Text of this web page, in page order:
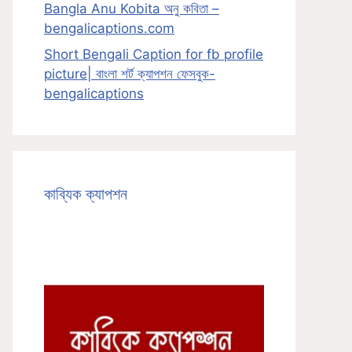
Bangla Anu Kobita অনু কবিতা –
bengalicaptions.com
Short Bengali Caption for fb profile
picture| বাংলা শর্ট ক্যাপশন ফেসবুক-
bengalicaptions
কাব্যিক ক্যাপশন